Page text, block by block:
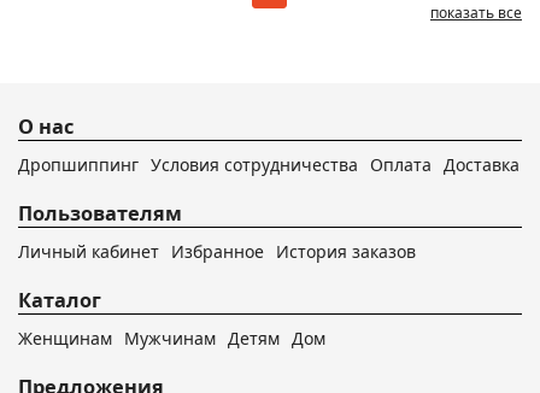
показать все
О нас
Дропшиппинг Условия сотрудничества Оплата Доставка
Пользователям
Личный кабинет Избранное История заказов
Каталог
Женщинам Мужчинам Детям Дом
Предложения